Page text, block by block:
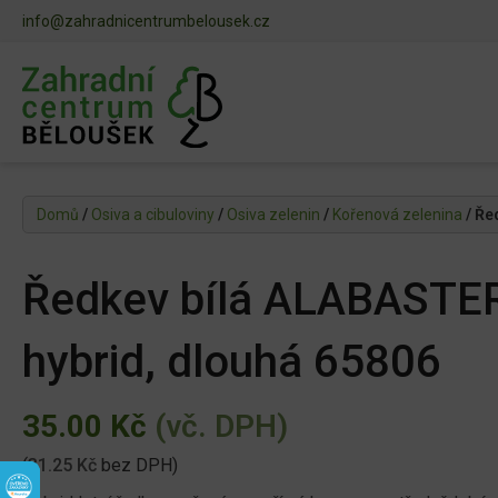
info@zahradnicentrumbelousek.cz
Domů / Osiva a cibuloviny / Osiva zelenin / Kořenová zelenina /
Ředkev bílá
hybrid, dlouhá 65806
35.00 Kč (vč. DPH)
(31.25 Kč bez DPH)